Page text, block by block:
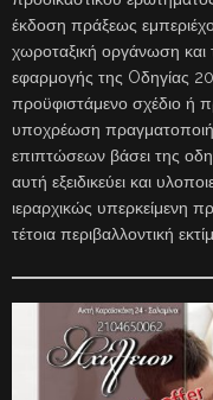
έκδοση πράξεως
χωροταξική οργάνωση και
εφαρμογής της Oδηγίας
προϋφιστάμενο σχέδιο ή
υποχρέωση
επιπτώσεων βάσει της
αυτή εξειδικεύει και
ιεραρχικώς υπερκείμενη
τέτοια περιβαλλοντική